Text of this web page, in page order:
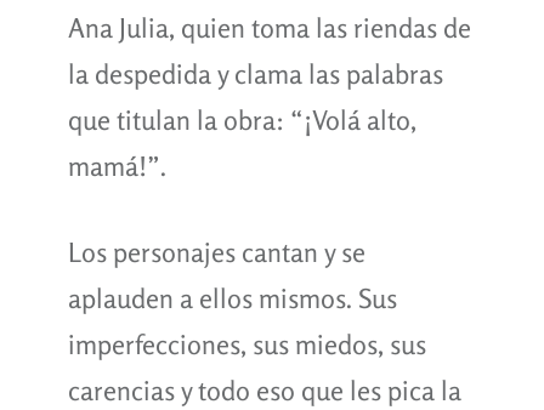
Ana Julia, quien toma las riendas de
la despedida y clama las palabras
que titulan la obra: “¡Volá alto,
mamá!”.
Los personajes cantan y se
aplauden a ellos mismos. Sus
imperfecciones, sus miedos, sus
carencias y todo eso que les pica la